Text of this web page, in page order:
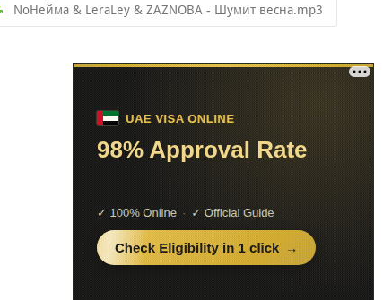
NoНейма & LeraLey & ZAZNOBA - Шумит весна.mp3